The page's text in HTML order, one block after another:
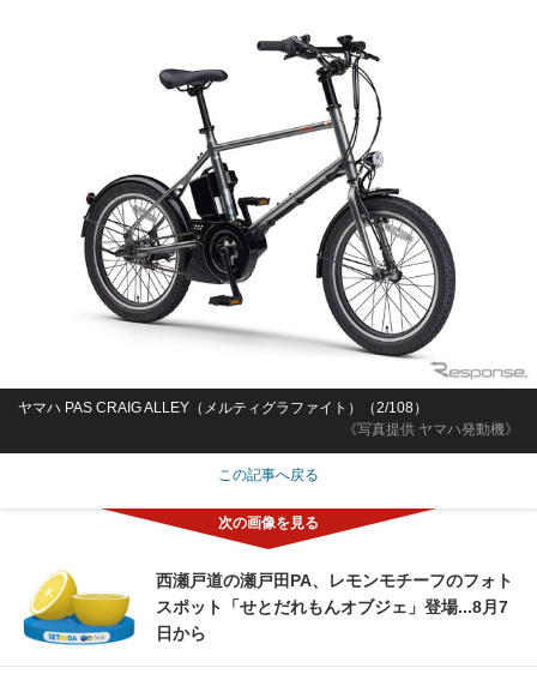
《写真提供 ヤマハ発動機》
ヤマハ PAS CRAIG ALLEY（メルティグラファイト）（2/108）
この記事へ戻る
西瀬戸道の瀬戸田PA、レモンモチーフのフォト
スポット「せとだれもんオブジェ」登場...8月7
日から